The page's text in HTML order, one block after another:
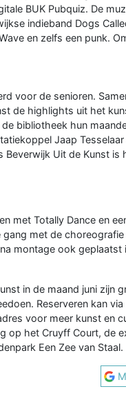
BUK Pubquiz. De
indieband Dogs
en zelfs een punk.
voor de senioren.
de highlights uit het
bibliotheek hun
Jaap
Uit de Kunst is
met Totally Dance en
met de
montage ook geplaatst
in de maand juni zijn
Reserveren kan
voor meer kunst en
het Cruyff Court, de
Een Zee van Staal.